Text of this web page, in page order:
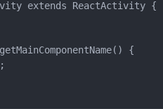
extends ReactActivity {
{